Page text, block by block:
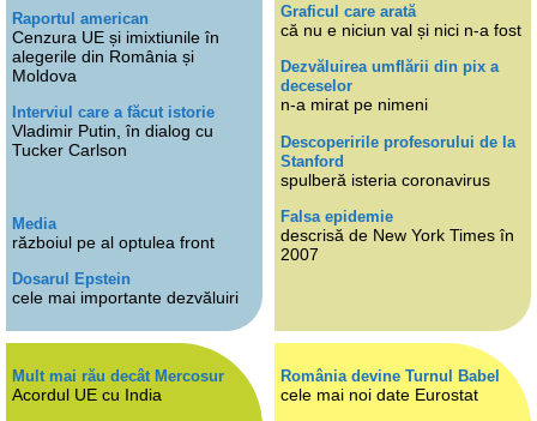
Raportul american
Cenzura UE și imixtiunile în
alegerile din România și
Moldova
Interviul care a făcut istorie
Vladimir Putin, în dialog cu
Tucker Carlson
Media
războiul pe al optulea front
Dosarul Epstein
cele mai importante dezvăluiri
Graficul care arată
că nu e niciun val și nici n-a fost
Dezvăluirea umflării din pix a
deceselor
n-a mirat pe nimeni
Descoperirile profesorului de la
Stanford
spulberă isteria coronavirus
Falsa epidemie
descrisă de New York Times în
2007
Mult mai rău decât Mercosur
Acordul UE cu India
România devine Turnul Babel
cele mai noi date Eurostat